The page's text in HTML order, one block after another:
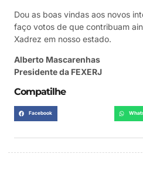
Dou as boas vindas aos novos
faço votos de que contribuam
Xadrez em nosso estado.
Alberto Mascarenhas
Presidente da FEXERJ
Compatilhe
Facebook